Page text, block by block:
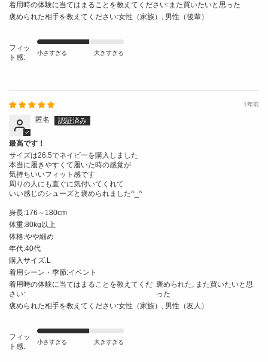
着用時の体験に当てはまることを教えてください:また買いたいと思った
褒められた相手を教えてください:女性（家族）, 男性（後輩）
フィッ
ト感:
小さすぎる 大きすぎる
1年前
匿名
最高です！
サイズは26.5でネイビーを購入しました
本当に履きやすくて履いた時の感覚が
気持ちいいフィット感です
周りの人にも直ぐに気付いてくれて
いい感じのシューズと褒められました^_^
身長:176～180cm
体重:80kg以上
体格:やや細め
年代:40代
購入サイズ:L
着用シーン・季節:イベント
着用時の体験に当てはまることを教えてくだ
さい:
褒められた, また買いたいと思
った
褒められた相手を教えてください:女性（家族）, 男性（友人）
フィッ
ト感:
小さすぎる 大きすぎる